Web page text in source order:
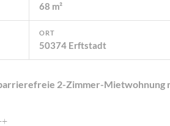
68 m²
ORT
50374 Erftstadt
2-Zimmer-Mietwohnung